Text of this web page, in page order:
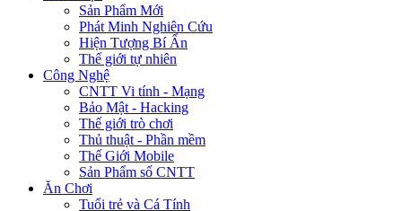
Sản Phẩm Mới
Phát Minh Nghiên Cứu
Hiện Tượng Bí Ẩn
Thế giới tự nhiên
Công Nghệ
CNTT Vi tính - Mạng
Bảo Mật - Hacking
Thế giới trò chơi
Thủ thuật - Phần mềm
Thế Giới Mobile
Sản Phẩm số CNTT
Ăn Chơi
Tuổi trẻ và Cá Tính